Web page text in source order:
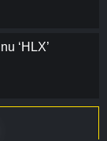
‘HLX’